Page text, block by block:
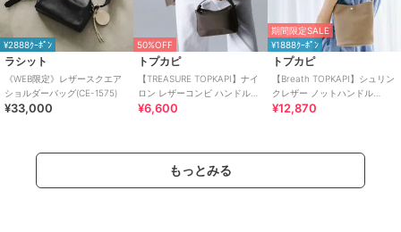
¥2888ｸｰﾎﾟﾝ
ラシット
《WEB限定》レザースクエア
ショルダーバッグ(CE-1575)
¥33,000
50%OFF
トプカピ
【TREASURE TOPKAPI】ナイ
ロン レザーコンビ ハンドルオ
ープン ミニ ショルダーバッグ
¥6,600
期間限定SALE
¥1888ｸｰﾎﾟﾝ
トプカピ
【Breath TOPKAPI】シュリン
クレザー ノットハンドル
2way ショルダーバッグ
¥12,870
もっとみる